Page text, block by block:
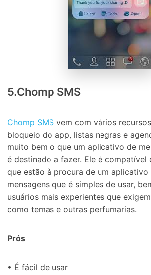
5.Chomp SMS
Chomp SMS vem com vários
bloqueio do app, listas negras e
muito bem o que um aplicativo de
é destinado a fazer. Ele é compatível
que estão à procura de um aplicativo
mensagens que é simples de usar,
usuários mais experientes que
como temas e outras perfumarias.
Prós
• É fácil de usar